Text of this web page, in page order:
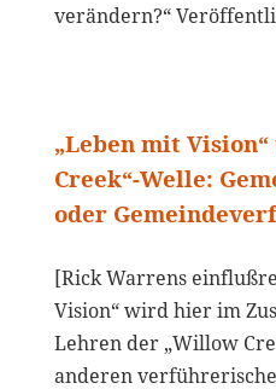
verändern?“
„Leben mit
Creek“-Welle:
oder
[Rick Warrens
Vision“ wird hier im
Lehren der „Willow
anderen